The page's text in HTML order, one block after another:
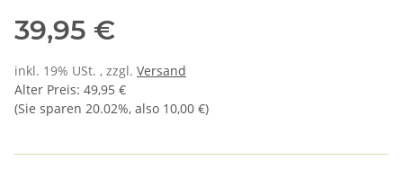
39,95 €
inkl. 19% USt. , zzgl. Versand
Alter Preis: 49,95 €
(Sie sparen 20.02%, also 10,00 €)